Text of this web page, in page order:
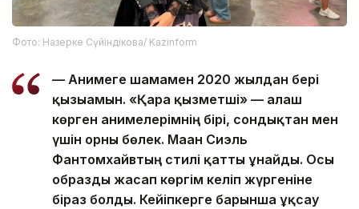
Фото: Назерке Сүйіндікова/ Kazinform
— Анимеге шамамен 2020 жылдан бері
қызығамын. «Қара қызметші» — алғаш
көрген анимелерімнің бірі, сондықтан мен
үшін орны бөлек. Маған Сиэль
Фантомхайвтың стилі қатты ұнайды. Осы
образды жасап көргім келіп жүргеніне
біраз болды. Кейіпкерге барынша ұқсау